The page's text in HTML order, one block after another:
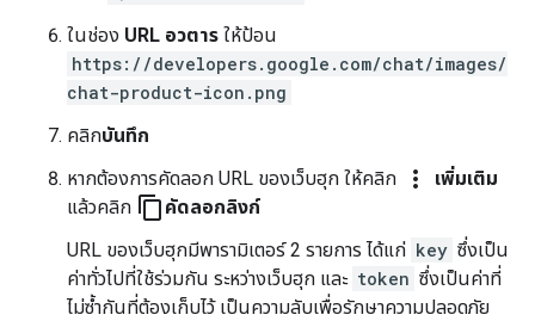
ในช่อง URL อวตาร ให้ป้อน
https://developers.google.com/chat/images/
chat-product-icon.png
คลิกบันทึก
หากต้องการคัดลอก URL ของเว็บฮุก ให้คลิก
more_vert
เพิ่มเติม
แล้วคลิก content_copy คัดลอกลิงก์
URL ของเว็บฮุกมีพารามิเตอร์ 2 รายการ ได้แก่ key ซึ่งเป็น
ค่าทั่วไปที่ใช้ร่วมกัน ระหว่างเว็บฮุก และ token ซึ่งเป็นค่าที่
ไม่ซ้ำกันที่ต้องเก็บไว้ เป็นความลับเพื่อรักษาความปลอดภัย